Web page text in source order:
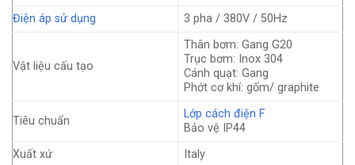
Điện áp sử dụng
3 pha / 380V / 50Hz
Vật liệu cấu tạo
Thân bơm: Gang G20
Trục bơm: Inox 304
Cánh quạt: Gang
Phớt cơ khí: gốm/ graphite
Tiêu chuẩn
Lớp cách điện F
Bảo vệ IP44
Xuất xứ
Italy